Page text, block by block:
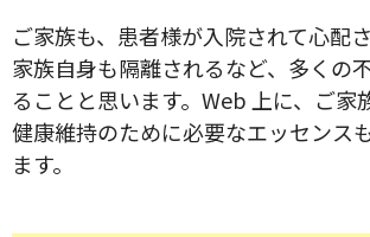
ご家族も、患者様が入院されて心配
家族自身も隔離されるなど、多くの
ることと思います。Web 上に、ご家
健康維持のために必要なエッセンス
ます。